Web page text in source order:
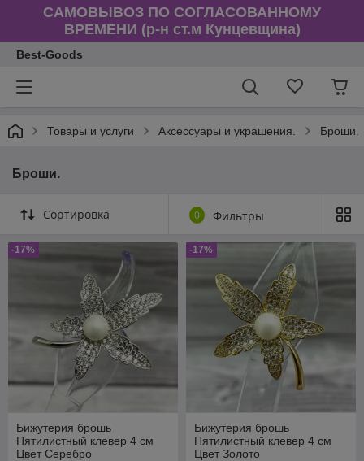
САМОВЫВОЗ ПО СОГЛАСОВАННОМУ
ВРЕМЕНИ (р-н ст.м Кунцевщина)
Best-Goods
Товары и услуги Аксессуары и украшения. Броши.
Броши.
Сортировка 0 Фильтры
-17%
Бижутерия брошь
Пятилистный клевер 4 см
Цвет Серебро
-17%
Бижутерия брошь
Пятилистный клевер 4 см
Цвет Золото